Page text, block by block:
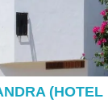
(HOTEL